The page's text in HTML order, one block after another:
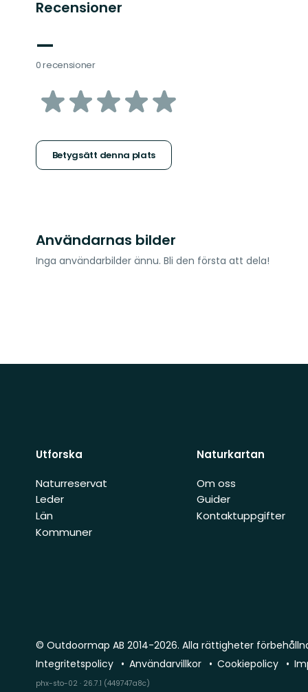
Recensioner
—
0 recensioner
av
stjärnor
Betygsätt denna plats
Användarnas bilder
Inga användarbilder ännu. Bli den första att dela!
Utforska
Naturreservat
Leder
Län
Kommuner
Naturkartan
Om oss
Guider
Kontaktuppgifter
© Outdoormap AB 2014-2026. Alla rättigheter
Integritetspolicy
Användarvillkor Cookiepolicy
phx-sto-02 · 26.7.1 (449747a8c)